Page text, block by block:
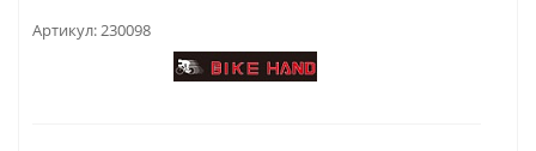
Артикул:230098